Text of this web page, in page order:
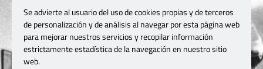
Se advierte al usuario del uso de cookies propias y de terceros
de personalización y de análisis al navegar por esta página web
para mejorar nuestros servicios y recopilar información
estrictamente estadística de la navegación en nuestro sitio
web.